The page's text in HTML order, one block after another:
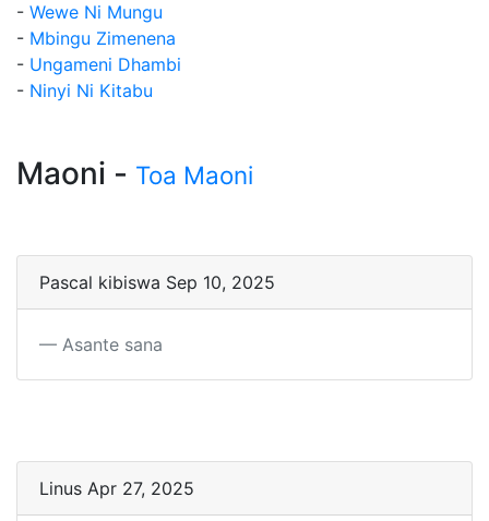
- Wewe Ni Mungu
- Mbingu Zimenena
- Ungameni Dhambi
- Ninyi Ni Kitabu
Maoni - Toa Maoni
Pascal kibiswa Sep 10, 2025
Asante sana
Linus Apr 27, 2025